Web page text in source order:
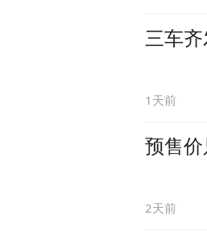
三车
1天前
预售
2天前